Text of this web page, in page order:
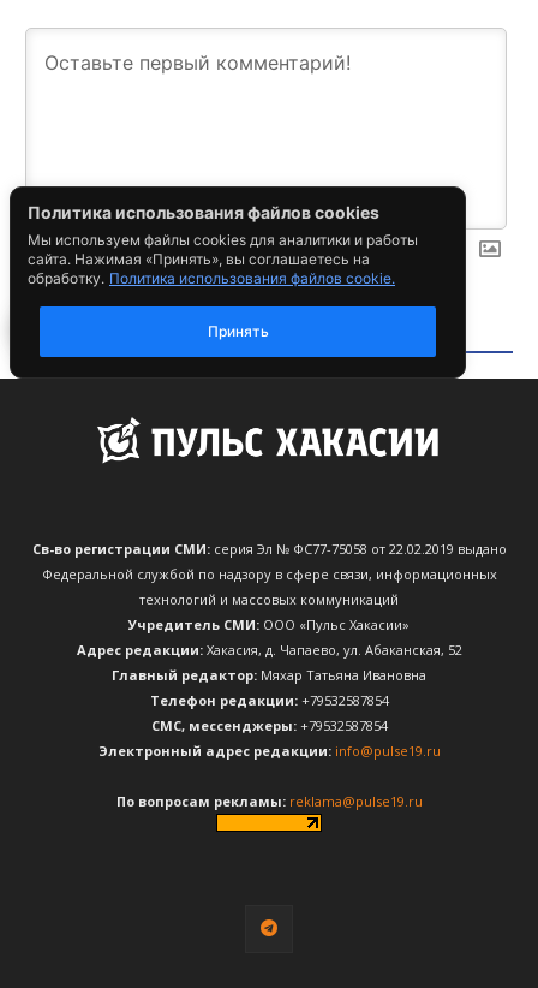
Св-во регистрации СМИ:серия Эл № ФС77-75058 от 22.02.2019 выдано
Федеральной службой по надзору в сфере связи, информационных
технологий и массовых коммуникаций
Учредитель СМИ: ООО «Пульс Хакасии»
Адрес редакции:Хакасия, д. Чапаево, ул. Абаканская, 52
Главный редактор: Мяхар Татьяна Ивановна
Телефон редакции:+79532587854
CМС, мессенджеры:+79532587854
Электронный адрес редакции: info@pulse19.ru
По вопросам рекламы: reklama@pulse19.ru